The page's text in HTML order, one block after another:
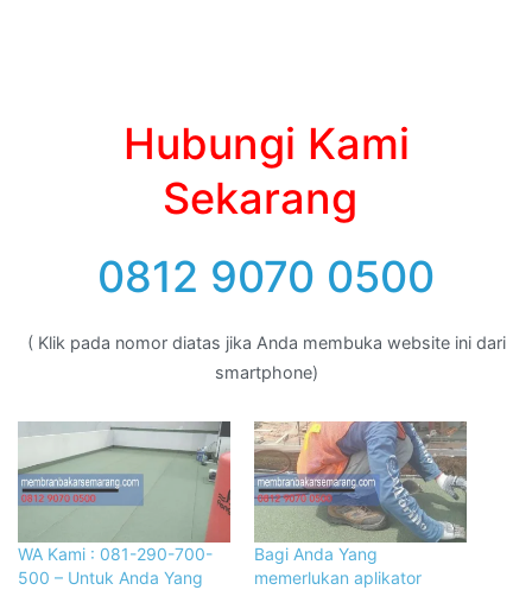
Hubungi Kami
Sekarang
0812 9070 0500
( Klik pada nomor diatas jika Anda membuka website ini dari
smartphone)
WA Kami : 081-290-700-
500 – Untuk Anda Yang
Bagi Anda Yang
memerlukan aplikator